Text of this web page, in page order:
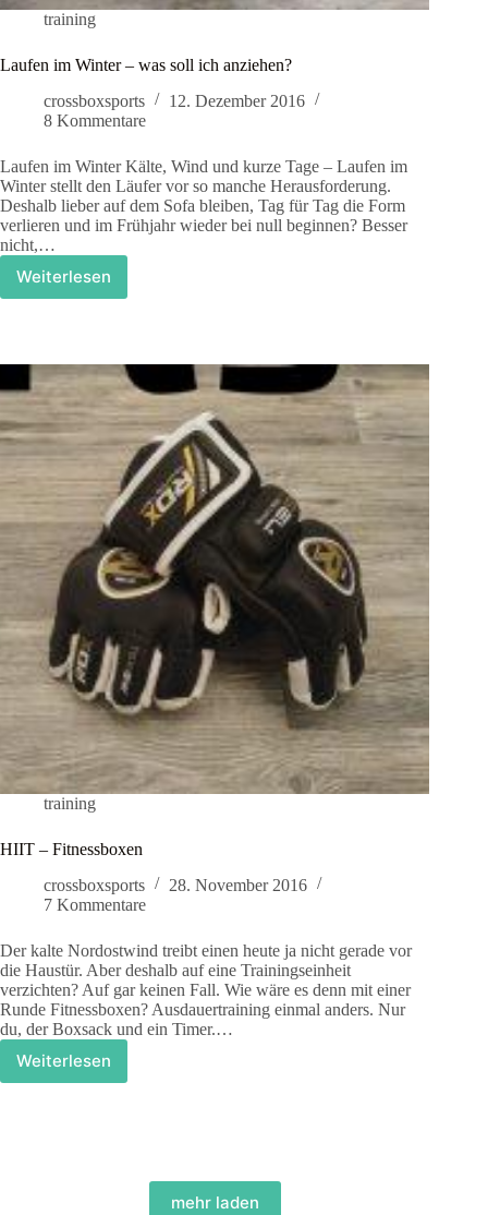
training
Laufen im Winter – was soll ich anziehen?
crossboxsports
12. Dezember 2016
8 Kommentare
Laufen im Winter Kälte, Wind und kurze Tage – Laufen im
Winter stellt den Läufer vor so manche Herausforderung.
Deshalb lieber auf dem Sofa bleiben, Tag für Tag die Form
verlieren und im Frühjahr wieder bei null beginnen? Besser
nicht,…
Weiterlesen
Laufen
im
was
soll
ich
anziehen?
training
HIIT – Fitnessboxen
crossboxsports
28. November 2016
7 Kommentare
Der kalte Nordostwind treibt einen heute ja nicht gerade vor
die Haustür. Aber deshalb auf eine Trainingseinheit
verzichten? Auf gar keinen Fall. Wie wäre es denn mit einer
Runde Fitnessboxen? Ausdauertraining einmal anders. Nur
du, der Boxsack und ein Timer.…
Weiterlesen
HIIT
–
mehr laden